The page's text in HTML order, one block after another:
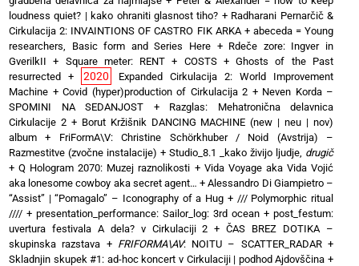
loudness quiet? | kako ohraniti glasnost tiho? + Radharani Pernarčič &
Cirkulacija 2: INVAINTIONS OF CASTRO FIK ARKA+ abeceda = Young
researchers, Basic form and Series Here + Rdeče zore: Ingver in
GverilkII + Square meter: RENT + COSTS+Ghosts of the Past
resurrected + 2020
Expanded Cirkulacija 2: World Improvement
Machine + Covid (hyper)production of Cirkulacija 2 + Neven Korda –
SPOMINI NA SEDANJOST + Razglas: Mehatronična delavnica
Cirkulacije 2+ Borut Kržišnik DANCING MACHINE (new | neu | nov)
album + FriFormA\V: Christine Schörkhuber / Noid (Avstrija) –
Razmestitve (zvočne instalacije) + Studio_8.1 _kako živijo ljudje, drugič
+Q Hologram 2070: Muzej raznolikosti + Vida Voyage aka Vida Vojić
aka lonesome cowboy aka secret agent… +Alessandro Di Giampietro –
“Assist” | “Pomagalo” – Iconography of a Hug + /// Polymorphic ritual
//// + presentation_performance: Sailor_log: 3rd ocean + post_festum:
uvertura festivala A dela? v Cirkulaciji 2 +ČAS BREZ DOTIKA –
skupinska razstava + FRIFORMA\AV: NOITU – SCATTER_RADAR+
Skladnjin skupek #1: ad-hoc koncert v Cirkulaciji | podhod Ajdovščina +